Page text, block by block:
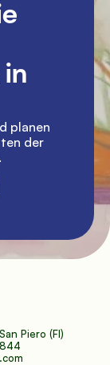
planen
der
Piero (FI)